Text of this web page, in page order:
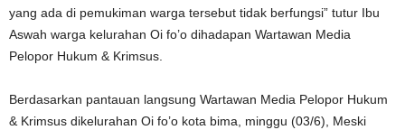
yang ada di pemukiman warga tersebut tidak berfungsi” tutur Ibu
Aswah warga kelurahan Oi fo’o dihadapan Wartawan Media
Pelopor Hukum & Krimsus.
Berdasarkan pantauan langsung Wartawan Media Pelopor Hukum
& Krimsus dikelurahan Oi fo’o kota bima, minggu (03/6), Meski